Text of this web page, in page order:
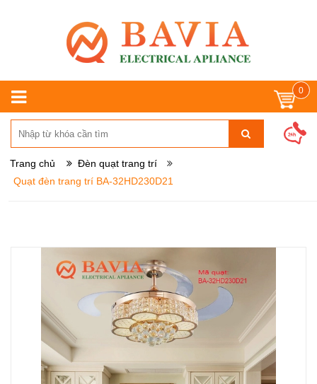
0
Trang chủ
Đèn quạt trang trí
Quạt đèn trang trí BA-32HD230D21